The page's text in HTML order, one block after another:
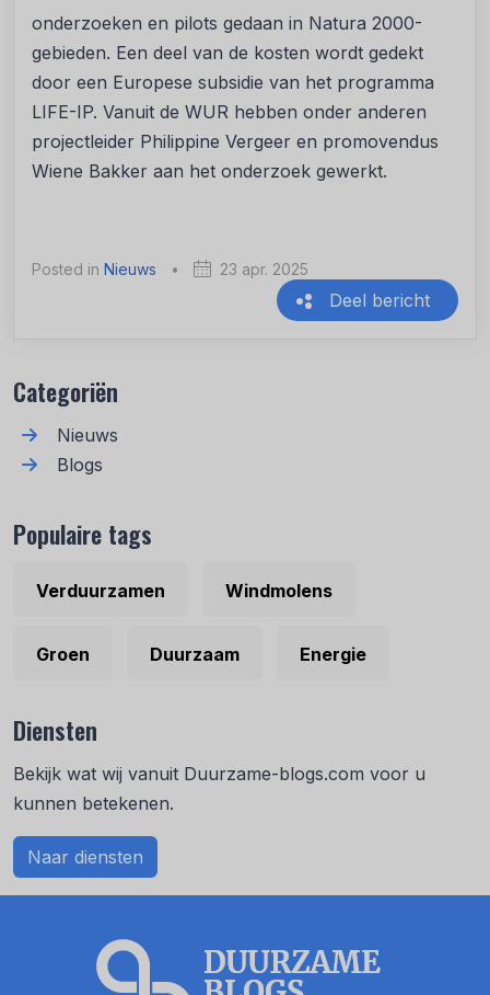
onderzoeken en pilots gedaan in Natura 2000-
gebieden. Een deel van de kosten wordt gedekt
door een Europese subsidie van het programma
LIFE-IP. Vanuit de WUR hebben onder anderen
projectleider Philippine Vergeer en promovendus
Wiene Bakker aan het onderzoek gewerkt.
Posted in Nieuws • 23 apr. 2025
Deel bericht
Categoriën
Nieuws
Blogs
Populaire tags
Verduurzamen Windmolens
Groen Duurzaam Energie
Diensten
Bekijk wat wij vanuit Duurzame-blogs.com voor u
kunnen betekenen.
Naar diensten